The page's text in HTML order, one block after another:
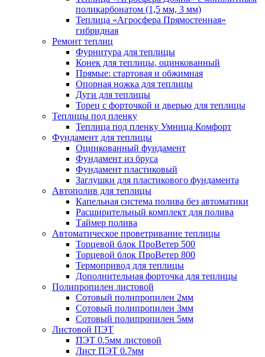
поликарбонатом (1,5 мм, 3 мм)
Теплица «Агросфера Прямостенная»
гибридная
Ремонт теплиц
Фурнитура для теплицы
Конек для теплицы, оцинкованный
Прямые: стартовая и обжимная
Опорная ножка для теплицы
Дуги для теплицы
Торец с форточкой и дверью для теплицы
Теплицы под пленку
Теплица под пленку Умница Комфорт
Фундамент для теплицы
Оцинкованный фундамент
Фундамент из бруса
Фундамент пластиковый
Заглушки для пластикового фундамента
Автополив для теплицы
Капельная система полива без автоматики
Расширительный комплект для полива
Таймер полива
Автоматическое проветривание теплицы
Торцевой блок ПроВетер 500
Торцевой блок ПроВетер 800
Термопривод для теплицы
Дополнительная форточка для теплицы
Полипропилен листовой
Сотовый полипропилен 2мм
Сотовый полипропилен 3мм
Сотовый полипропилен 5мм
Листовой ПЭТ
ПЭТ 0.5мм листовой
Лист ПЭТ 0.7мм